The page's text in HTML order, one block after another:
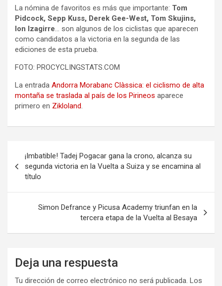
La nómina de favoritos es más que importante: Tom
Pidcock, Sepp Kuss, Derek Gee-West, Tom Skujins,
Ion Izagirre… son algunos de los ciclistas que aparecen
como candidatos a la victoria en la segunda de las
ediciones de esta prueba.
FOTO: PROCYCLINGSTATS.COM
La entrada Andorra Morabanc Clàssica: el ciclismo de alta
montaña se traslada al país de los Pirineos aparece
primero en Zikloland.
de
entradas
¡Imbatible! Tadej Pogacar gana la crono, alcanza su
segunda victoria en la Vuelta a Suiza y se encamina al
título
Simon Defrance y Picusa Academy triunfan en la
tercera etapa de la Vuelta al Besaya
Deja una respuesta
Tu dirección de correo electrónico no será publicada. Los